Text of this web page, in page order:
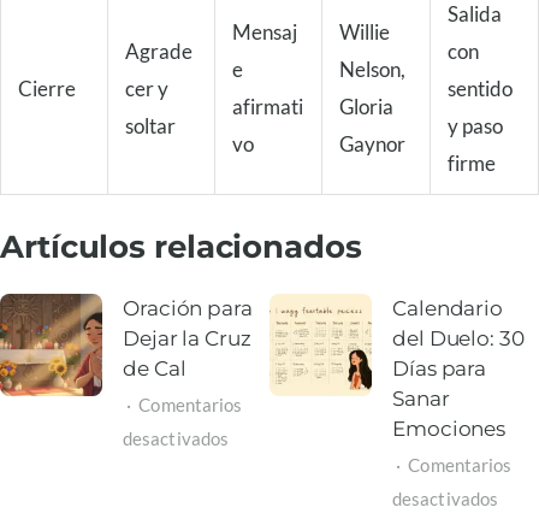
Cierre
Agrade
cer y
soltar
Mensaj
e
afirmati
vo
Willie
Nelson,
Gloria
Gaynor
Salida
con
sentido
y paso
firme
Artículos relacionados
Oración para
Dejar la Cruz
de Cal
Comentarios
desactivados
Calendario
del Duelo: 30
Días para
Sanar
Emociones
Comentarios
desactivados